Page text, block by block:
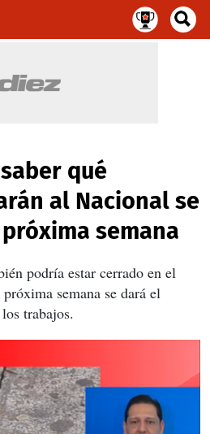
qué
al Nacional se
semana
podría estar cerrado en el
semana se dará el
trabajos.